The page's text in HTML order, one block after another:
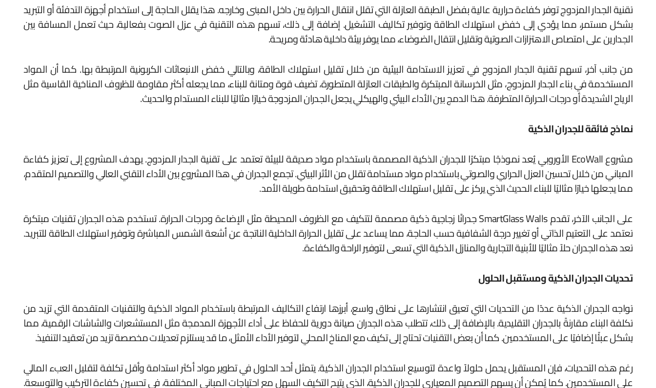
تقنية الجدار المزدوج توفر كفاءة حرارية عالية بفضل الطبقة العازلة التي تقلل انتقال الحرارة بين داخل المبنى وخارجه. هذا يقلل الحاجة إلى استخدام أجهزة التدفئة أو التبريد
بشكل مستمر، مما يؤدي إلى خفض استهلاك الطاقة وتوفير تكاليف التشغيل. إضافة إلى ذلك، تسهم هذه التقنية في عزل الصوت بفعالية، حيث تعمل المسافة بين
الجدارين على امتصاص الاهتزازات الصوتية وتقليل انتقال الضوضاء، مما يوفر بيئة داخلية هادئة ومريحة.
من جانب آخر، تسهم تقنية الجدار المزدوج في تعزيز الاستدامة البيئية من خلال تقليل استهلاك الطاقة، وبالتالي خفض الانبعاثات الكربونية المرتبطة بها. كما أن المواد
المستخدمة في بناء الجدار المزدوج، مثل الخرسانة المبتكرة والطبقات العازلة المتطورة، تضيف قوة ومتانة للبناء، مما يجعله أكثر مقاومة للظروف المناخية القاسية مثل
الرياح الشديدة أو درجات الحرارة المتطرفة. هذا الدمج بين الأداء البيئي والهيكلي يجعل الجدران المزدوجة خيارًا مثاليًا للبناء المستدام والحديث.
نماذج فائقة للجدران الذكية
مشروع EcoWall الأوروبي يُعد نموذجًا مبتكرًا للجدران الذكية المصممة باستخدام مواد صديقة للبيئة تعتمد على تقنية الجدار المزدوج. يهدف المشروع إلى تعزيز كفاءة
المباني من خلال تحسين العزل الحراري والصوتي باستخدام مواد مستدامة تقلل من الأثر البيئي. تجمع الجدران في هذا المشروع بين الأداء التقني العالي والتصميم المتقدم،
مما يجعلها خيارًا مثاليًا للبناء الحديث الذي يركز على تقليل استهلاك الطاقة وتحقيق استدامة طويلة الأمد.
على الجانب الآخر، تقدم SmartGlass Walls جدرانًا زجاجية ذكية مصممة لتتكيف مع الظروف المحيطة مثل الإضاءة ودرجات الحرارة. تستخدم هذه الجدران تقنيات مبتكرة
تعتمد على التعتيم الذاتي أو تغيير درجة الشفافية حسب الحاجة، مما يساعد على تقليل الحرارة الداخلية الناتجة عن أشعة الشمس المباشرة وتوفير استهلاك الطاقة للتبريد.
تعد هذه الجدران حلاً مثاليًا للأبنية التجارية والمنازل الذكية التي تسعى لتوفير الراحة والكفاءة.
تحديات الجدران الذكية ومستقبل الحلول
تواجه الجدران الذكية عددًا من التحديات التي تعيق انتشارها على نطاق واسع، أبرزها ارتفاع التكاليف المرتبطة باستخدام المواد الذكية والتقنيات المتقدمة التي تزيد من
تكلفة البناء مقارنةً بالجدران التقليدية. بالإضافة إلى ذلك، تتطلب هذه الجدران صيانة دورية للحفاظ على أداء الأجهزة المدمجة مثل المستشعرات والشاشات الرقمية، مما
يشكل عبئًا إضافيًا على المستخدمين. كما أن بعض التقنيات تحتاج إلى تكيف مع المناخ المحلي لتوفير الأداء الأمثل، ما قد يستلزم تعديلات مخصصة تزيد من تعقيد التنفيذ.
رغم هذه التحديات، فإن المستقبل يحمل حلولاً واعدة لتوسيع استخدام الجدران الذكية. يتمثل أحد الحلول في تطوير مواد أكثر استدامة وأقل تكلفة لتقليل العبء المالي
على المستخدمين. كما يُمكن أن يسهم التصميم المعياري للجدران الذكية، الذي يتيح التكيف السهل مع احتياجات المباني المختلفة، في تحسين كفاءة التركيب والتوسعة.